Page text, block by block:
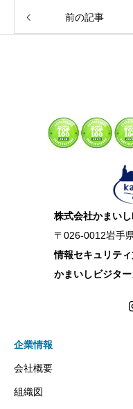
前の記事
株式会社かまい
〒026-0012岩手
情報セキュリテ
かまいしビジタ
企業情報
会社概要
組織図